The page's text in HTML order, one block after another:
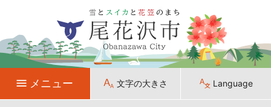
メニュー 文字の大きさ Language